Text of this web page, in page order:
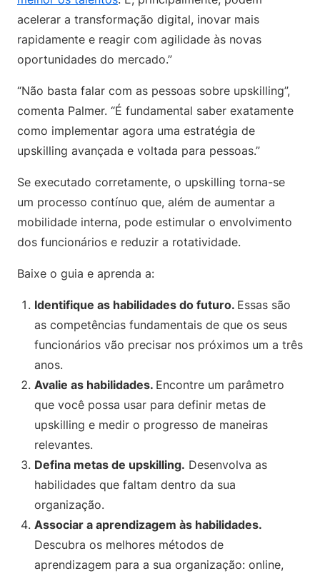
acelerar a transformação digital, inovar mais
rapidamente e reagir com agilidade às novas
oportunidades do mercado.”
“Não basta falar com as pessoas sobre upskilling”,
comenta Palmer. “É fundamental saber exatamente
como implementar agora uma estratégia de
upskilling avançada e voltada para pessoas.”
Se executado corretamente, o upskilling torna-se
um processo contínuo que, além de aumentar a
mobilidade interna, pode estimular o envolvimento
dos funcionários e reduzir a rotatividade.
Baixe o guia e aprenda a:
Identifique as habilidades do futuro. Essas são
as competências fundamentais de que os seus
funcionários vão precisar nos próximos um a três
anos.
Avalie as habilidades. Encontre um parâmetro
que você possa usar para definir metas de
upskilling e medir o progresso de maneiras
relevantes.
Defina metas de upskilling. Desenvolva as
habilidades que faltam dentro da sua
organização.
Associar a aprendizagem às habilidades.
Descubra os melhores métodos de
aprendizagem para a sua organização: online,